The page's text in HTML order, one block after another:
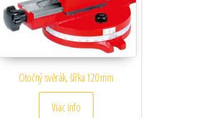
Otočný svěrák, šířka 120 mm
Viac info